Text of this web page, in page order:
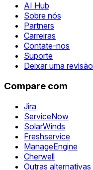
AI Hub
Sobre nós
Partners
Carreiras
Contate-nos
Suporte
Deixar uma revisão
Compare com
Jira
ServiceNow
SolarWinds
Freshservice
ManageEngine
Cherwell
Outras alternativas